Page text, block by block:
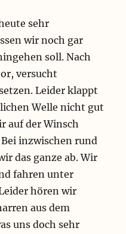
sehr
wir noch gar
soll. Nach
versucht
Leider klappt
Welle nicht gut
auf der Winsch
inzwischen rund
das ganze ab. Wir
fahren unter
hören wir
aus dem
uns doch sehr